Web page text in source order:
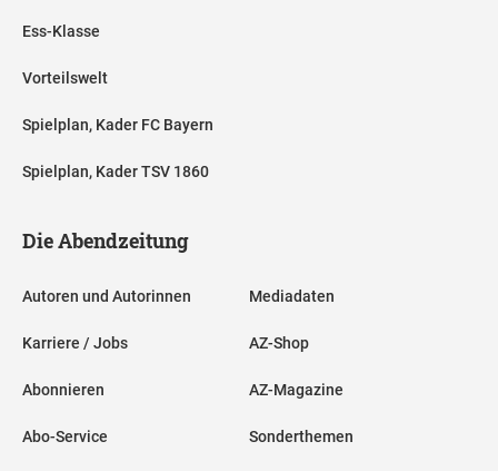
Ess-Klasse
Vorteilswelt
Spielplan, Kader FC Bayern
Spielplan, Kader TSV 1860
Die Abendzeitung
Autoren und Autorinnen
Karriere / Jobs
Abonnieren
Abo-Service
Mediadaten
AZ-Shop
AZ-Magazine
Sonderthemen